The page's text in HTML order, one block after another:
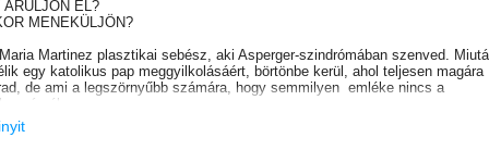
ÁRULJON EL?
MENEKÜLJÖN?
Martinez plasztikai sebész, aki Asperger-szindrómában szenved.
egy katolikus pap meggyilkolásáért, börtönbe kerül, ahol teljesen magára
de ami a legszörnyűbb számára, hogy semmilyen emléke nincs a
helyszínén talált DNS azt mutatja, hogy Maria ott járt, ám ő határozottan